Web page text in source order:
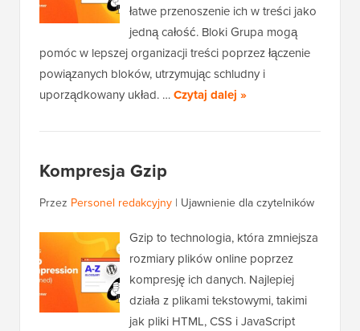
łatwe przenoszenie ich w treści jako
jedną całość. Bloki Grupa mogą
pomóc w lepszej organizacji treści poprzez łączenie
powiązanych bloków, utrzymując schludny i
uporządkowany układ. …Czytaj dalej »
Kompresja Gzip
Przez Personel redakcyjny | Ujawnienie dla czytelników
Gzip to technologia, która zmniejsza
rozmiary plików online poprzez
kompresję ich danych. Najlepiej
działa z plikami tekstowymi, takimi
jak pliki HTML, CSS i JavaScript